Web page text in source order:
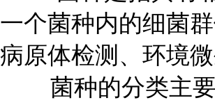
一个菌种内的细菌
病原体检测、环境
菌种的分类主要